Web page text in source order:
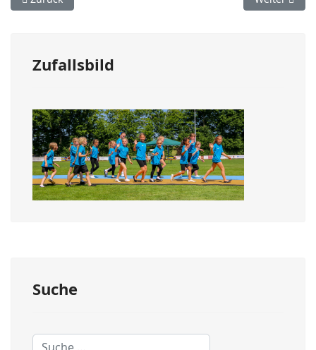
Zufallsbild
Suche
Suchen